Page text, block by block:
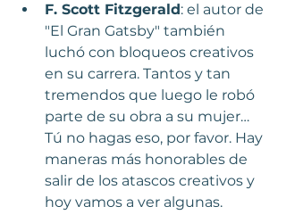
F. Scott Fitzgerald: el autor de
"El Gran Gatsby" también
luchó con bloqueos creativos
en su carrera. Tantos y tan
tremendos que luego le robó
parte de su obra a su mujer…
Tú no hagas eso, por favor. Hay
maneras más honorables de
salir de los atascos creativos y
hoy vamos a ver algunas.